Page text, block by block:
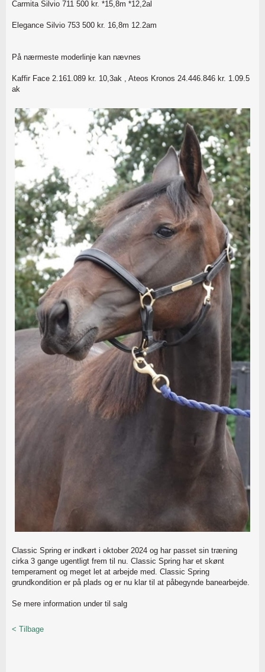
Carmita Silvio 711 500 kr. *15,8m *12,2al
Elegance Silvio 753 500 kr. 16,8m 12.2am
På nærmeste moderlinje kan nævnes
Kaffir Face 2.161.089 kr. 10,3ak , Ateos Kronos 24.446.846 kr. 1.09.5
ak
Classic Spring er indkørt i oktober 2024 og har passet sin træning
cirka 3 gange ugentligt frem til nu. Classic Spring har et skønt
temperament og meget let at arbejde med. Classic Spring
grundkondition er på plads og er nu klar til at påbegynde banearbejde.
Se mere information under til salg
< Tilbage